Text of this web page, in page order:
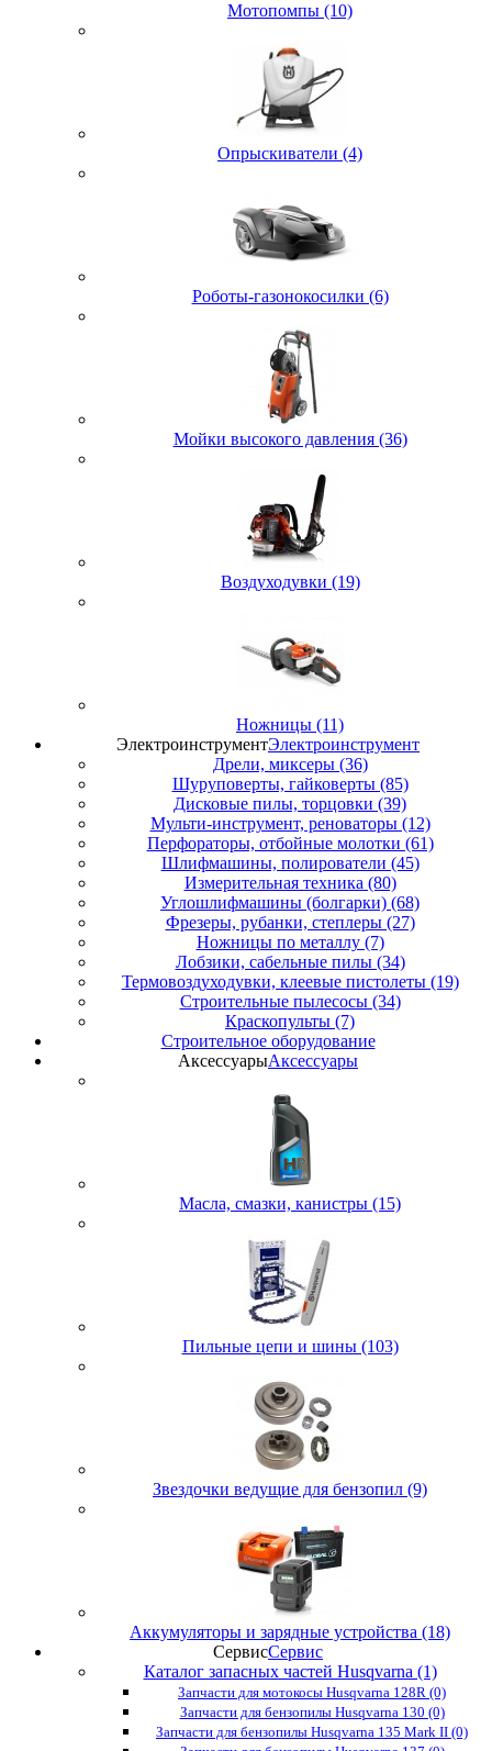
Мотопомпы (10)
Опрыскиватели (4)
Роботы-газонокосилки (6)
Мойки высокого давления (36)
Воздуходувки (19)
Ножницы (11)
ЭлектроинструментЭлектроинструмент
Дрели, миксеры (36)
Шуруповерты, гайковерты (85)
Дисковые пилы, торцовки (39)
Мульти-инструмент, реноваторы (12)
Перфораторы, отбойные молотки (61)
Шлифмашины, полирователи (45)
Измерительная техника (80)
Углошлифмашины (болгарки) (68)
Фрезеры, рубанки, степлеры (27)
Ножницы по металлу (7)
Лобзики, сабельные пилы (34)
Термовоздуходувки, клеевые пистолеты (19)
Строительные пылесосы (34)
Краскопульты (7)
Строительное оборудование
АксессуарыАксессуары
Масла, смазки, канистры (15)
Пильные цепи и шины (103)
Звездочки ведущие для бензопил (9)
Аккумуляторы и зарядные устройства (18)
СервисСервис
Каталог запасных частей Husqvarna (1)
Запчасти для мотокосы Husqvarna 128R (0)
Запчасти для бензопилы Husqvarna 130 (0)
Запчасти для бензопилы Husqvarna 135 Mark II (0)